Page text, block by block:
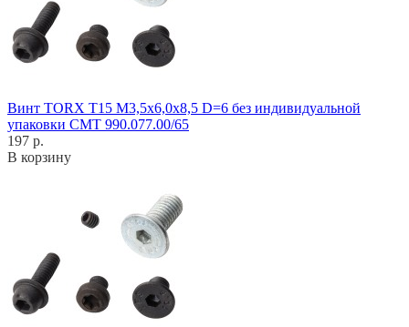
Винт TORX T15 M3,5x6,0x8,5 D=6 без индивидуальной
упаковки CMT 990.077.00/65
197 р.
В корзину